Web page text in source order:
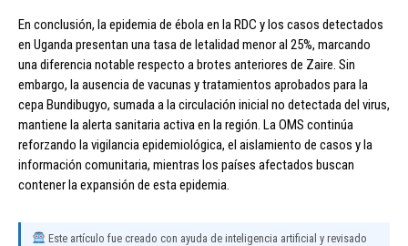
En conclusión, la epidemia de ébola en la RDC y los casos detectados
en Uganda presentan una tasa de letalidad menor al 25%, marcando
una diferencia notable respecto a brotes anteriores de Zaire. Sin
embargo, la ausencia de vacunas y tratamientos aprobados para la
cepa Bundibugyo, sumada a la circulación inicial no detectada del virus,
mantiene la alerta sanitaria activa en la región. La OMS continúa
reforzando la vigilancia epidemiológica, el aislamiento de casos y la
información comunitaria, mientras los países afectados buscan
contener la expansión de esta epidemia.
Este artículo fue creado con ayuda de inteligencia artificial y revisado